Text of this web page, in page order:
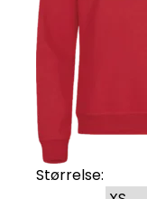
Størrelse: